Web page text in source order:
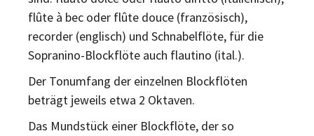
flûte à bec oder flûte douce (französisch),
recorder (englisch) und Schnabelflöte, für die
Sopranino-Blockflöte auch flautino (ital.).
Der Tonumfang der einzelnen Blockflöten
beträgt jeweils etwa 2 Oktaven.
Das Mundstück einer Blockflöte, der so